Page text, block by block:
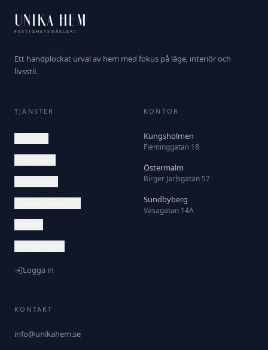
UNIKA HEM
FASTIGHETSMÄKLERI
Ett handplockat urval av hem med fokus på läge, interiör och
livsstil.
TJÄNSTER
Logga in
KONTOR
Kungsholmen
Fleminggatan 18
Östermalm
Birger Jarlsgatan 57
Sundbyberg
Vasagatan 14A
KONTAKT
info@unikahem.se